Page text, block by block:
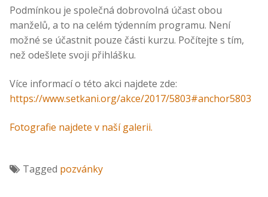
Podmínkou je společná dobrovolná účast obou
manželů, a to na celém týdenním programu. Není
možné se účastnit pouze části kurzu. Počítejte s tím,
než odešlete svoji přihlášku.
Více informací o této akci najdete zde:
https://www.setkani.org/akce/2017/5803#anchor5803
Fotografie najdete v naší galerii.
Tagged pozvánky